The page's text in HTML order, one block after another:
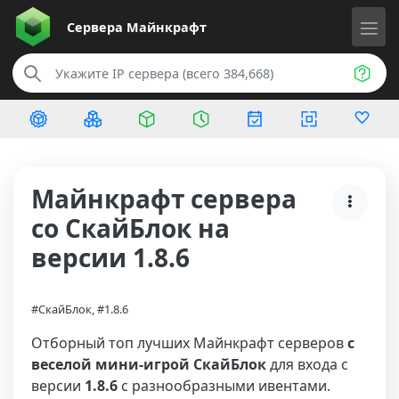
Сервера Майнкрафт
Майнкрафт сервера
со СкайБлок на
версии 1.8.6
#СкайБлок, #1.8.6
Отборный топ лучших Майнкрафт серверовс
веселой мини-игрой СкайБлокдля входа с
версии 1.8.6 с разнообразными ивентами.